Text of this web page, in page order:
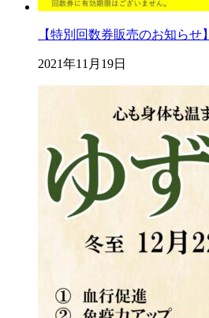
【特別回数券販売のお知らせ】
2021年11月19日